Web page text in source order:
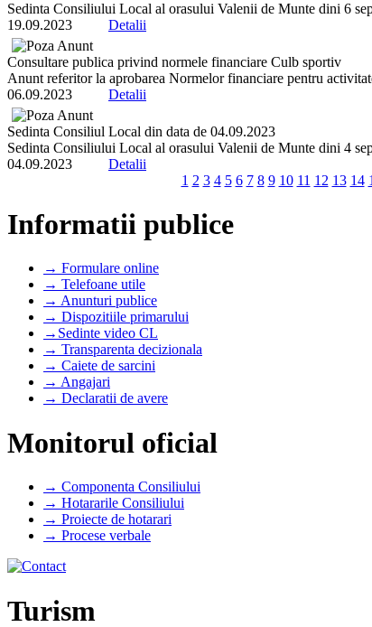
Sedinta Consiliului Local al orasului Valenii de Munte dini 6
19.09.2023 Detalii
Consultare publica privind normele financiare Culb sportiv
Anunt referitor la aprobarea Normelor financiare pentru
06.09.2023 Detalii
Sedinta Consiliul Local din data de 04.09.2023
Sedinta Consiliului Local al orasului Valenii de Munte dini 4
04.09.2023 Detalii
1 2 3 4 5 6 7 8 9 10 11 12 13 14
Informatii publice
→ Formulare online
→ Telefoane utile
→ Anunturi publice
→ Dispozitiile primarului
→Sedinte video CL
→ Transparenta decizionala
→ Caiete de sarcini
→ Angajari
→ Declaratii de avere
Monitorul oficial
→ Componenta Consiliului
→ Hotararile Consiliului
→ Proiecte de hotarari
→ Procese verbale
Turism